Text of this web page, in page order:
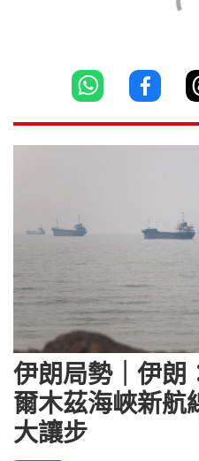
伊朗局勢｜伊朗
爾木茲海峽新航
大讓步